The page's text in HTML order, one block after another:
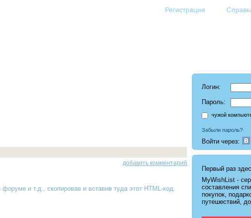
Регистрация
добавить комментарий
и т.д., скопировав и вставив туда этот HTML-код.
Логин:
Пароль:
чужой
Забыли пароль?
Войти через:
Первый раз
MyWishList -
составления
покупок,
путешествий,